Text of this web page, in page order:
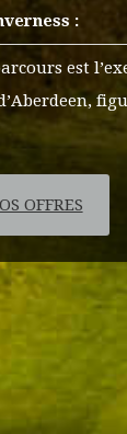
:
est
OFFRES